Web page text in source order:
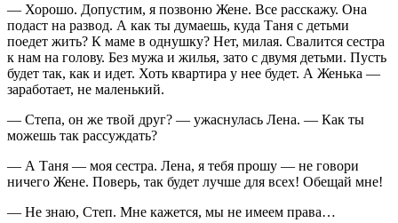
— Хорошо. Допустим, я позвоню Жене. Все расскажу. Она
подаст на развод. А как ты думаешь, куда Таня с детьми
поедет жить? К маме в однушку? Нет, милая. Свалится сестра
к нам на голову. Без мужа и жилья, зато с двумя детьми. Пусть
будет так, как и идет. Хоть квартира у нее будет. А Женька —
заработает, не маленький.
— Степа, он же твой друг? — ужаснулась Лена. — Как ты
можешь так рассуждать?
— А Таня — моя сестра. Лена, я тебя прошу — не говори
ничего Жене. Поверь, так будет лучше для всех! Обещай мне!
— Не знаю, Степ. Мне кажется, мы не имеем права…